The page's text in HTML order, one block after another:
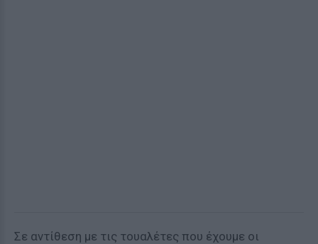
Σε αντίθεση με τις τουαλέτες που έχουμε οι